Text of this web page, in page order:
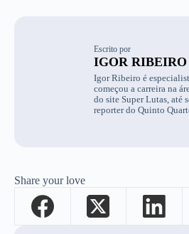
Escrito por
IGOR RIBEIRO
Igor Ribeiro é
começou a carreira na
do site Super Lutas, até
reporter do Quinto
Share your love